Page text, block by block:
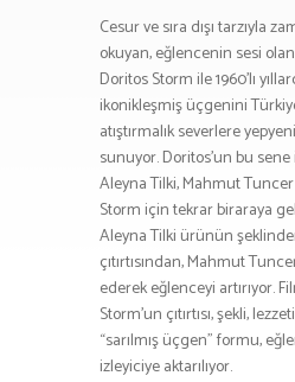
Cesur ve sıra dışı tarzıyla
okuyan, eğlencenin sesi
Doritos Storm ile 1960’lı
ikonikleşmiş üçgenini
atıştırmalık severlere
sunuyor. Doritos’un bu sene
Aleyna Tilki, Mahmut
Storm için tekrar biraraya
Aleyna Tilki ürünün
çıtırtısından, Mahmut
ederek eğlenceyi artırıyor.
Storm’un çıtırtısı, şekli,
“sarılmış üçgen” formu,
izleyiciye aktarılıyor.